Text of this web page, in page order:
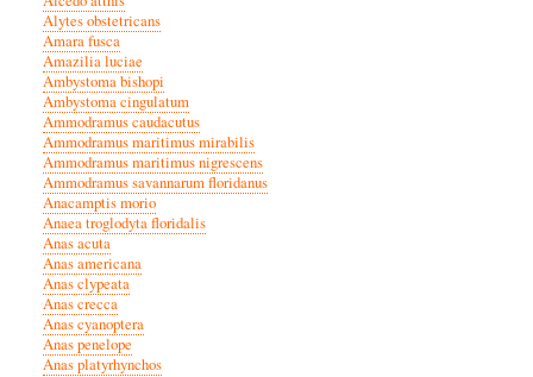
Alytes obstetricans
Amara fusca
Amazilia luciae
Ambystoma bishopi
Ambystoma cingulatum
Ammodramus caudacutus
Ammodramus maritimus mirabilis
Ammodramus maritimus nigrescens
Ammodramus savannarum floridanus
Anacamptis morio
Anaea troglodyta floridalis
Anas acuta
Anas americana
Anas clypeata
Anas crecca
Anas cyanoptera
Anas penelope
Anas platyrhynchos